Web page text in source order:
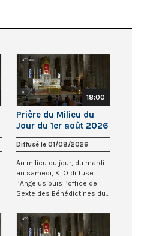
18:00
Prière du Milieu du
Jour du 1er août 2026
au Sacré-Coeur de
Montmartre
Diffusé le 01/08/2026
Au milieu du jour, du mardi
au samedi, KTO diffuse
l’Angelus puis l’office de
Sexte des Bénédictines du